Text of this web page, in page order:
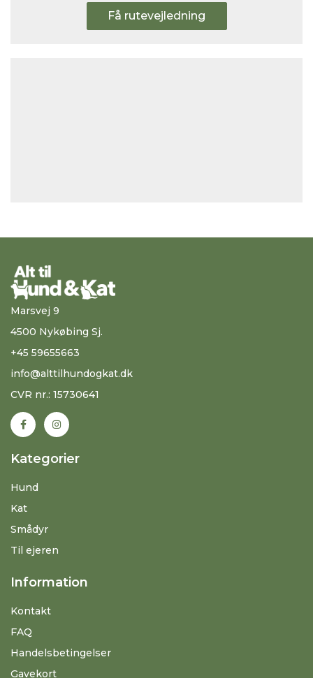
Få rutevejledning
Marsvej 9
4500 Nykøbing Sj.
+45 59655663
info@alttilhundogkat.dk
CVR nr.: 15730641
Kategorier
Hund
Kat
Smådyr
Til ejeren
Information
Kontakt
FAQ
Handelsbetingelser
Gavekort